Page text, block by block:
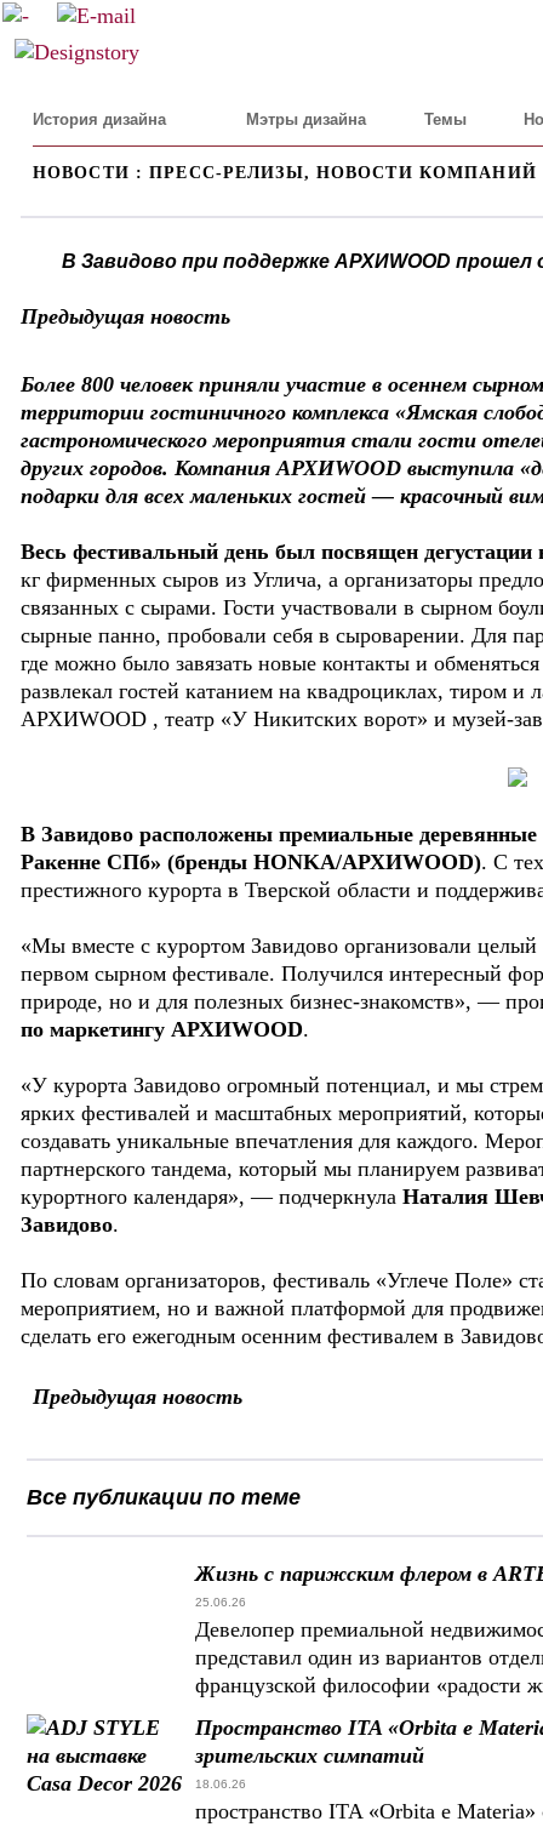
История дизайна Мэтры дизайна Темы
НОВОСТИ : ПРЕСС-РЕЛИЗЫ, НОВОСТИ КОМПАНИЙ
В Завидово при поддержке АРХИWOOD
Предыдущая новость
Более 800 человек приняли участие в осеннем
территории гостиничного комплекса «Ямская
гастрономического мероприятия стали гости
других городов. Компания АРХИWOOD выступила
подарки для всех маленьких гостей — красочный
Весь фестивальный день был посвящен дегустации
кг фирменных сыров из Углича, а организаторы
связанных с сырами. Гости участвовали в сырном
сырные панно, пробовали себя в сыроварении. Для
где можно было завязать новые контакты и
развлекал гостей катанием на квадроциклах, тиром и
АРХИWOOD , театр «У Никитских ворот» и музей-
В Завидово расположены премиальные деревянные
Ракенне СПб» (бренды HONKA/АРХИWOOD). С
престижного курорта в Тверской области и
«Мы вместе с курортом Завидово организовали
первом сырном фестивале. Получился интересный
природе, но и для полезных бизнес-знакомств», —
по маркетингу АРХИWOOD.
«У курорта Завидово огромный потенциал, и мы
ярких фестивалей и масштабных мероприятий,
создавать уникальные впечатления для каждого.
партнерского тандема, который мы планируем
курортного календаря», — подчеркнула Наталия
Завидово.
По словам организаторов, фестиваль «Углече Поле»
мероприятием, но и важной платформой для
сделать его ежегодным осенним фестивалем в
Предыдущая новость
Все публикации по теме
Жизнь с парижским флером в
25.06.26
Девелопер премиальной
представил один из вариантов
французской философии «радости
Пространство ITA «Orbita e
зрительских симпатий
18.06.26
пространство ITA «Orbita e